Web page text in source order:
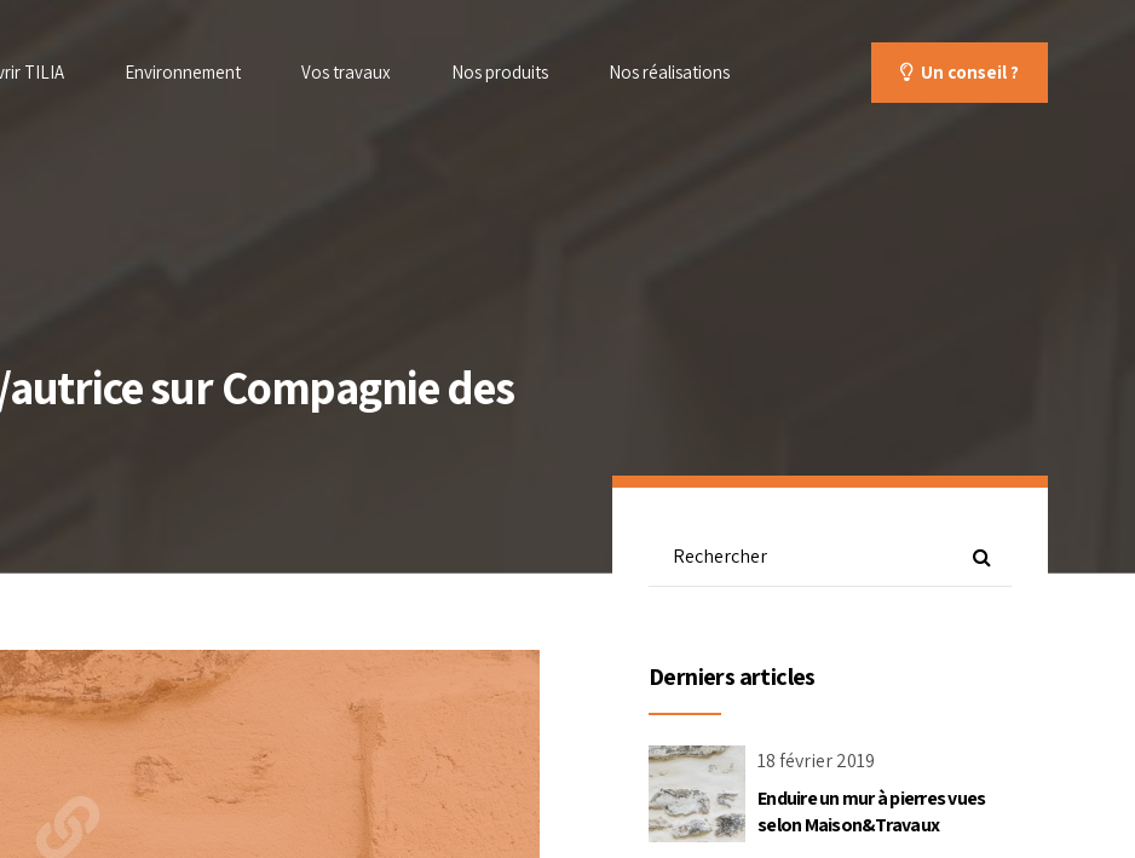
Un conseil ?
TILIA Environnement Vos travaux Nos produits Nos réalisations
sur Compagnie des
Derniers articles
18 février 2019
Enduire un mur à pierres vues
selon Maison&Travaux